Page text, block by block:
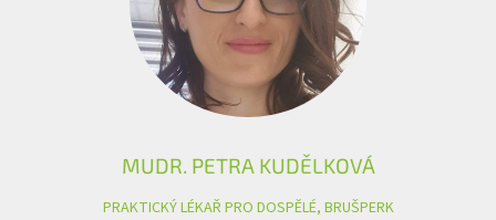
MUDR. PETRA KUDĚLKOVÁ
PRAKTICKÝ LÉKAŘ PRO DOSPĚLÉ, BRUŠPERK